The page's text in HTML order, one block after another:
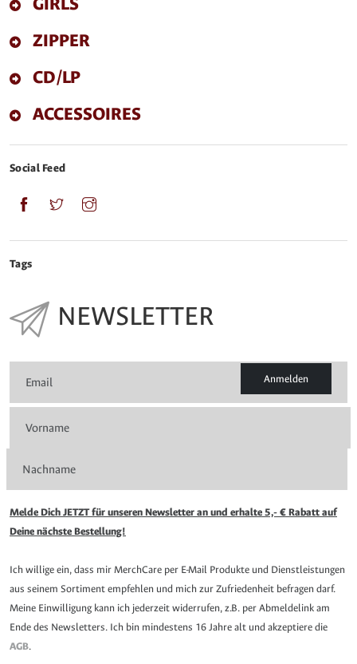
ZIPPER
CD/LP
ACCESSOIRES
Social Feed
Tags
NEWSLETTER
Anmelden
Melde Dich JETZT für unseren Newsletter an und erhalte 5,- € Rabatt auf
Deine nächste Bestellung!
Ich willige ein, dass mir MerchCare per E-Mail Produkte und Dienstleistungen
aus seinem Sortiment empfehlen und mich zur Zufriedenheit befragen darf.
Meine Einwilligung kann ich jederzeit widerrufen, z.B. per Abmeldelink am
Ende des Newsletters. Ich bin mindestens 16 Jahre alt und akzeptiere die
AGB.